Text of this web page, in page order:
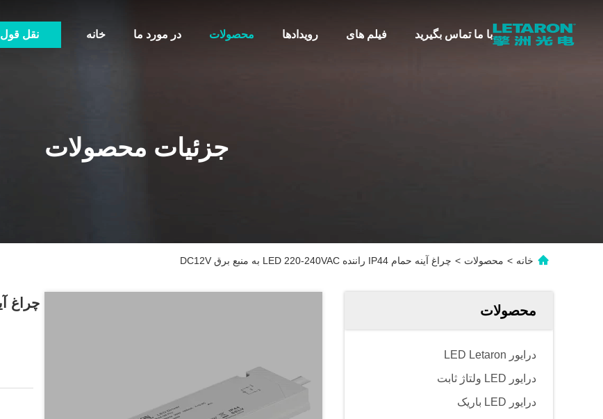
خانه در مورد ما محصولات رویدادها فیلم های با ما تماس بگیرید نقل قول
جزئیات محصولات
خانه > محصولات > چراغ آینه حمام IP44 راننده LED 220-240VAC به منبع برق DC12V
محصولات
درایور LED Letaron
درایور LED ولتاژ ثابت
درایور LED باریک